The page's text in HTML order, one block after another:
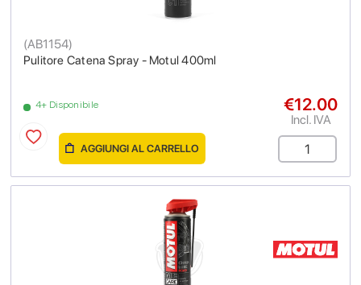
Pulitore Catena Spray - Motul 400ml
(AB1154)
4+ Disponibile €12.00
Incl. IVA
AGGIUNGI AL CARRELLO